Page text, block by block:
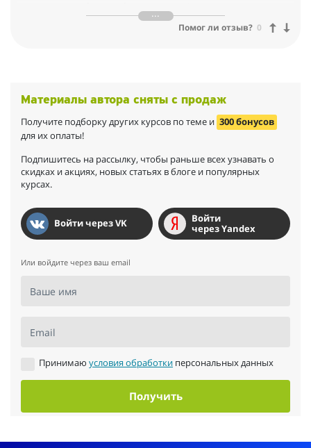
я взяла много полезной информациии и практических знаний.
Спасибо за всё! Но, надеюсь, что расстаюсь с вами ненадолго!
Помог ли отзыв? 0
Материалы автора сняты с продаж
Получите подборку других курсов по теме и 300 бонусов
для их оплаты!
Подпишитесь на рассылку, чтобы раньше всех узнавать о
скидках и акциях, новых статьях в блоге и популярных
курсах.
Войти через VK
Войти
через Yandex
Или войдите через ваш email
Ваше имя
Email
Принимаю условия обработки персональных данных
Получить